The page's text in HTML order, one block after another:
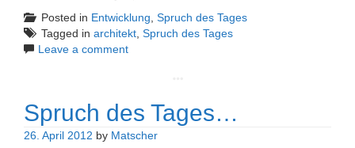
Posted in Entwicklung, Spruch des Tages
Tagged in architekt, Spruch des Tages
Leave a comment
Spruch des Tages…
26. April 2012 by Matscher